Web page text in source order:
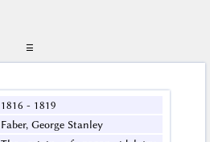
☰
1816 - 1819
Faber, George Stanley